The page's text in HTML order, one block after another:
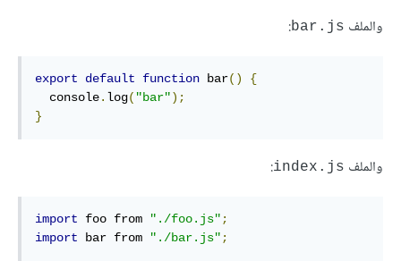
والملف bar.js
:
export default function bar()
{
  console
. log( "bar");
}
والملف index.js
:
import foo from "./foo.js";
import bar from "./bar.js";